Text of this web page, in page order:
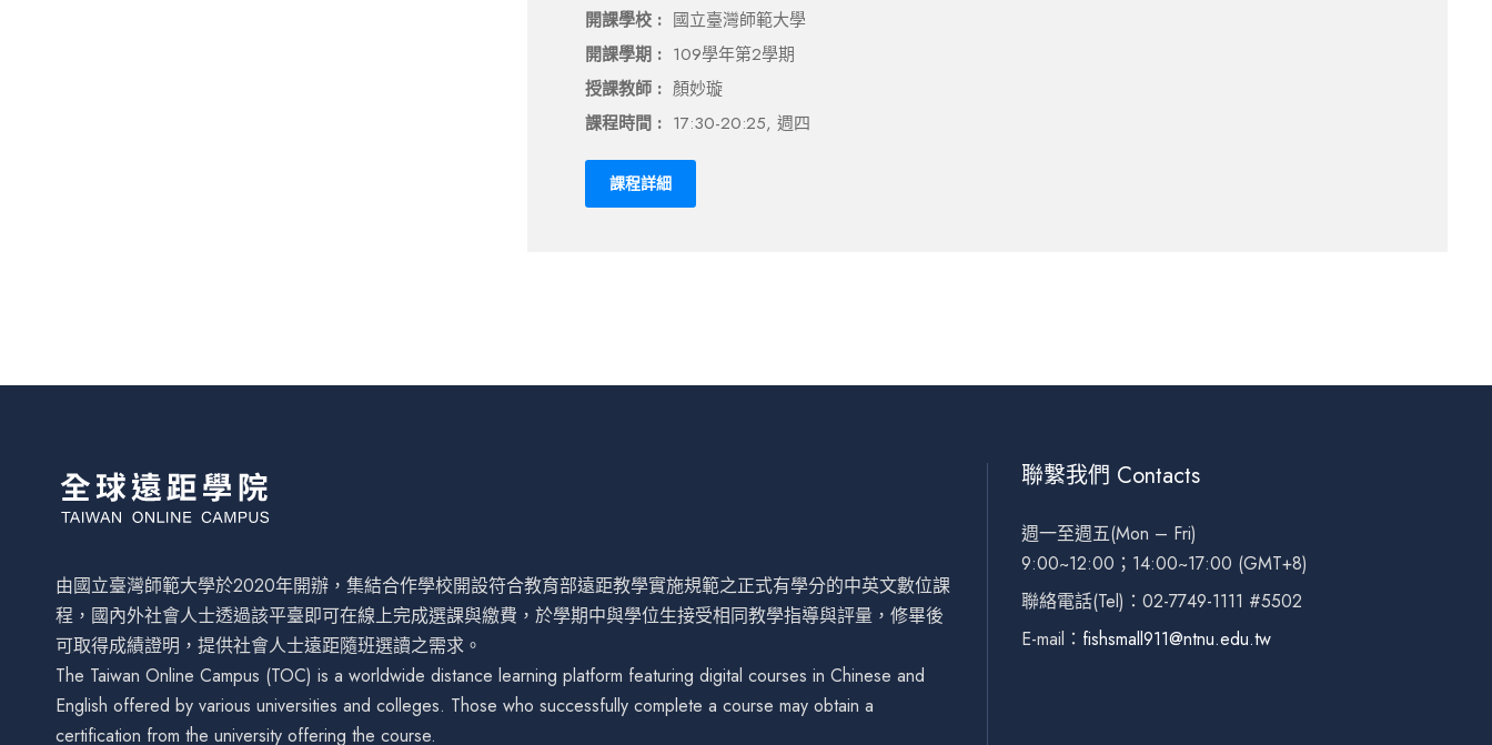
開課學校 : 國立臺灣師範大學
開課學期 : 109學年第2學期
授課教師 : 顏妙璇
課程時間 : 17:30-20:25, 週四
課程詳細
由國立臺灣師範大學於2020年開辦，集結合作學校開設符合教育部遠距教學實施規範之正式有學分的中英文數位課
程，國內外社會人士透過該平臺即可在線上完成選課與繳費，於學期中與學位生接受相同教學指導與評量，修畢後
可取得成績證明，提供社會人士遠距隨班選讀之需求。
The Taiwan Online Campus (TOC) is a worldwide distance learning platform featuring digital courses in Chinese and
English offered by various universities and colleges. Those who successfully complete a course may obtain a
certification from the university offering the course.
聯繫我們 Contacts
週一至週五(Mon – Fri)
9:00~12:00；14:00~17:00 (GMT+8)
聯絡電話(Tel)：02-7749-1111 #5502
E-mail： fishsmall911@ntnu.edu.tw